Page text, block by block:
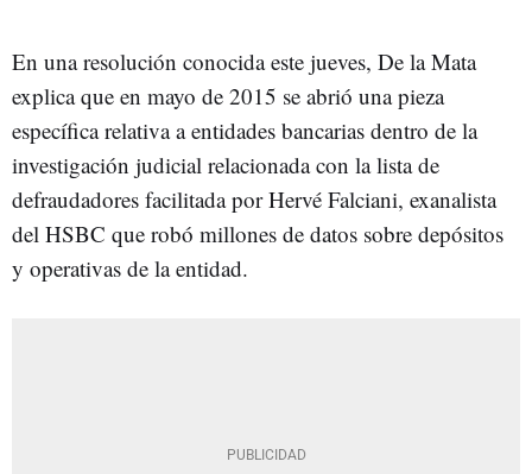
En una resolución conocida este jueves, De la Mata
explica que en mayo de 2015 se abrió una pieza
específica relativa a entidades bancarias dentro de la
investigación judicial relacionada con la lista de
defraudadores facilitada por Hervé Falciani, exanalista
del HSBC que robó millones de datos sobre depósitos
y operativas de la entidad.